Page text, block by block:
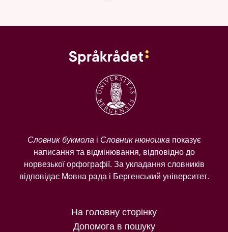
Словник букмолаі Словник нюношкапоказує
написання та відмінювання, відповідно до
норвезької орфографії. За укладання словників
відповідає Мовна рада і Бергенський університет.
На головну сторінку
Допомога в пошуку